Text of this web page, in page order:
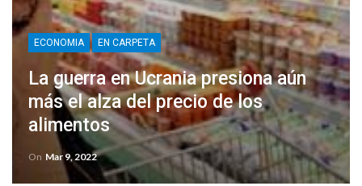
ECONOMIA EN CARPETA
La guerra en Ucrania presiona aún
más el alza del precio de los
alimentos
On Mar 9, 2022